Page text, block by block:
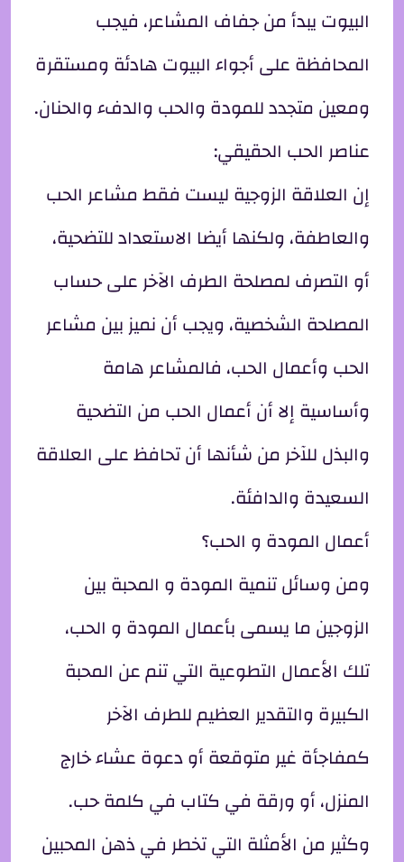
البيوت يبدأ من جفاف المشاعر، فيجب
المحافظة على أجواء البيوت هادئة ومستقرة
ومعين متجدد للمودة والحب والدفء والحنان.
عناصر الحب الحقيقي:
إن العلاقة الزوجية ليست فقط مشاعر الحب
والعاطفة، ولكنها أيضا الاستعداد للتضحية،
أو التصرف لمصلحة الطرف الآخر على حساب
المصلحة الشخصية، ويجب أن نميز بين مشاعر
الحب وأعمال الحب، فالمشاعر هامة
وأساسية إلا أن أعمال الحب من التضحية
والبذل للآخر من شأنها أن تحافظ على العلاقة
السعيدة والدافئة.
أعمال المودة و الحب؟
ومن وسائل تنمية المودة و المحبة بين
الزوجين ما يسمى بأعمال المودة و الحب،
تلك الأعمال التطوعية التي تنم عن المحبة
الكبيرة والتقدير العظيم للطرف الآخر
كمفاجأة غير متوقعة أو دعوة عشاء خارج
المنزل، أو ورقة في كتاب في كلمة حب.
وكثير من الأمثلة التي تخطر في ذهن المحبين